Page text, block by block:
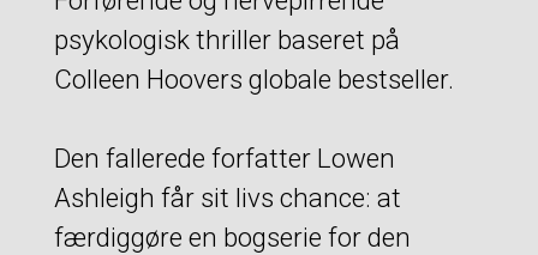
psykologisk thriller baseret på
Colleen Hoovers globale bestseller.
Den fallerede forfatter Lowen
Ashleigh får sit livs chance: at
færdiggøre en bogserie for den